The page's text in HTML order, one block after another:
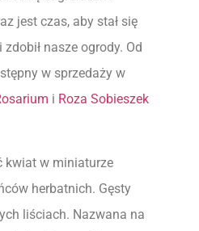
jest czas, aby stał się
nasze ogrody. Od
w sprzedaży w
i Roza Sobieszek
kwiat w miniaturze
herbatnich. Gęsty
liściach. Nazwana na